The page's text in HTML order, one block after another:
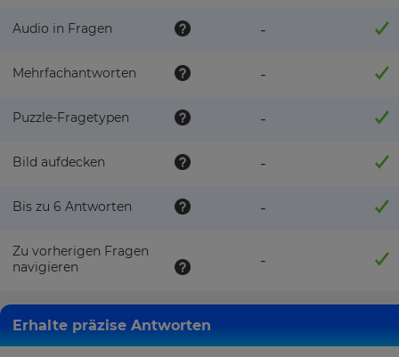
Audio in Fragen -
Mehrfachantworten -
Puzzle-Fragetypen -
Bild aufdecken -
Bis zu 6 Antworten -
Zu vorherigen Fragen
navigieren
-
Erhalte präzise Antworten